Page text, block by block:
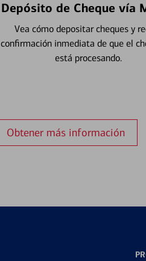
Depósito de Cheque vía
Vea cómo depositar cheques y
confirmación inmediata de que el
está procesando.
Obtener más información